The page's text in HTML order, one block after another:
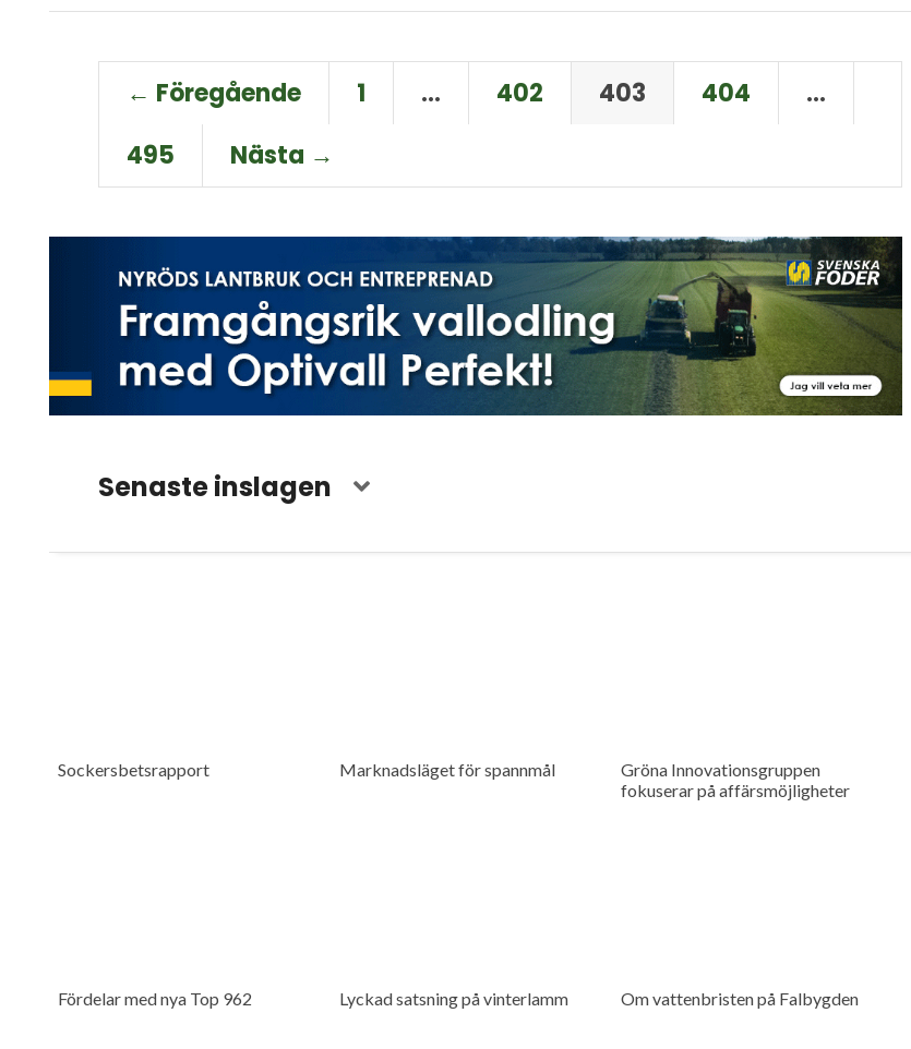
← Föregående 1 … 402 403 404
…
495
Nästa →
Senaste inslagen
Sockersbetsrapport Marknadsläget för spannmål
Gröna Innovationsgruppen
fokuserar på affärsmöjligheter
Fördelar med nya Top 962 Lyckad satsning på vinterlamm Om vattenbristen på Falbygden